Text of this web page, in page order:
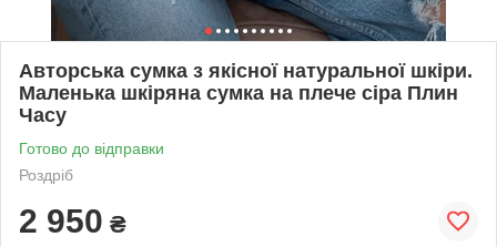
Авторська сумка з якісної натуральної шкіри.
Маленька шкіряна сумка на плече сіра Плин
Часу
Готово до відправки
Роздріб
2 950 ₴